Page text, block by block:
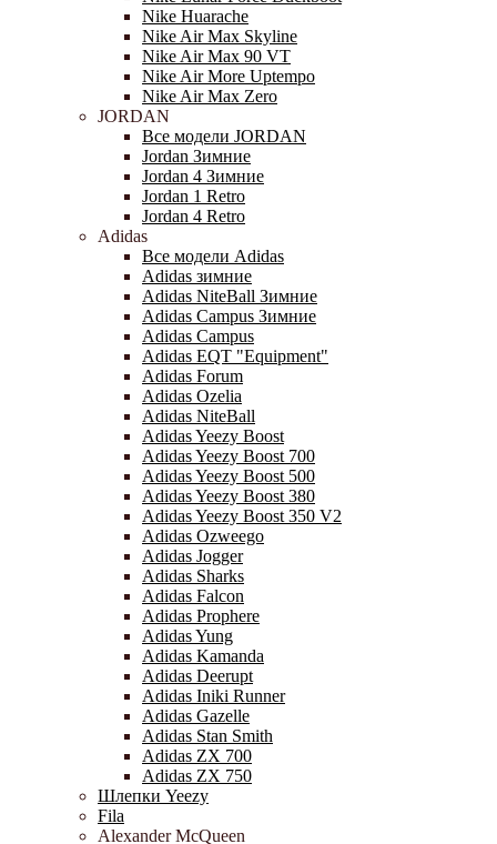
Nike Huarache
Nike Air Max Skyline
Nike Air Max 90 VT
Nike Air More Uptempo
Nike Air Max Zero
JORDAN
Все модели JORDAN
Jordan Зимние
Jordan 4 Зимние
Jordan 1 Retro
Jordan 4 Retro
Adidas
Все модели Adidas
Adidas зимние
Adidas NiteBall Зимние
Adidas Campus Зимние
Adidas Campus
Adidas EQT "Equipment"
Adidas Forum
Adidas Ozelia
Adidas NiteBall
Adidas Yeezy Boost
Adidas Yeezy Boost 700
Adidas Yeezy Boost 500
Adidas Yeezy Boost 380
Adidas Yeezy Boost 350 V2
Adidas Ozweego
Adidas Jogger
Adidas Sharks
Adidas Falcon
Adidas Prophere
Adidas Yung
Adidas Kamanda
Adidas Deerupt
Adidas Iniki Runner
Adidas Gazelle
Adidas Stan Smith
Adidas ZX 700
Adidas ZX 750
Шлепки Yeezy
Fila
Alexander McQueen